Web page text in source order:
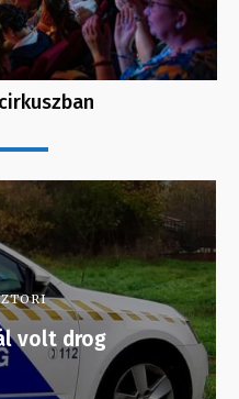
volt drog